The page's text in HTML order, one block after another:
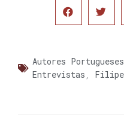
Autores Portugueses
Entrevistas ,